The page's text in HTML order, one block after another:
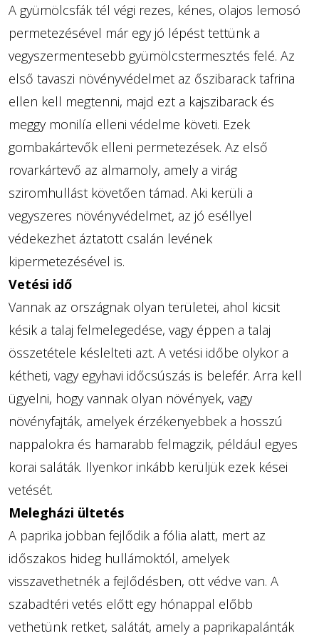
A gyümölcsfák tél végi rezes, kénes, olajos lemosó
permetezésével már egy jó lépést tettünk a
vegyszermentesebb gyümölcstermesztés felé. Az
első tavaszi növényvédelmet az őszibarack tafrina
ellen kell megtenni, majd ezt a kajszibarack és
meggy monilía elleni védelme követi. Ezek
gombakártevők elleni permetezések. Az első
rovarkártevő az almamoly, amely a virág
sziromhullást követően támad. Aki kerüli a
vegyszeres növényvédelmet, az jó eséllyel
védekezhet áztatott csalán levének
kipermetezésével is.
Vetési idő
Vannak az országnak olyan területei, ahol kicsit
késik a talaj felmelegedése, vagy éppen a talaj
összetétele késlelteti azt. A vetési időbe olykor a
kétheti, vagy egyhavi időcsúszás is belefér. Arra kell
ügyelni, hogy vannak olyan növények, vagy
növényfajták, amelyek érzékenyebbek a hosszú
nappalokra és hamarabb felmagzik, például egyes
korai saláták. Ilyenkor inkább kerüljük ezek kései
vetését.
Melegházi ültetés
A paprika jobban fejlődik a fólia alatt, mert az
időszakos hideg hullámoktól, amelyek
visszavethetnék a fejlődésben, ott védve van. A
szabadtéri vetés előtt egy hónappal előbb
vethetünk retket, salátát, amely a paprikapalánták